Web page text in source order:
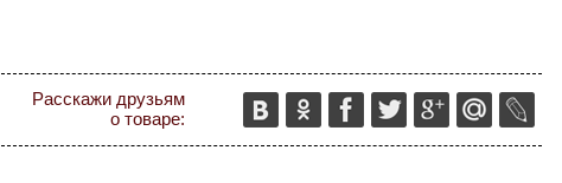
Расскажи друзьям
о товаре: